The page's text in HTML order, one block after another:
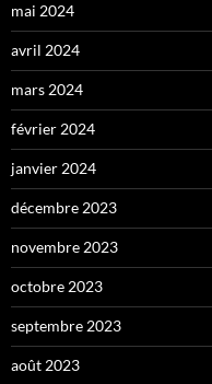
mai 2024
avril 2024
mars 2024
février 2024
janvier 2024
décembre 2023
novembre 2023
octobre 2023
septembre 2023
août 2023